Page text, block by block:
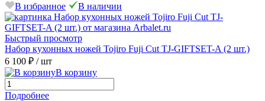
В избранное
В наличии
Быстрый просмотр
Набор кухонных ножей Tojiro Fuji Cut TJ-GIFTSET-A (2 шт.)
6 100 ₽ / шт
В корзину
Подробнее